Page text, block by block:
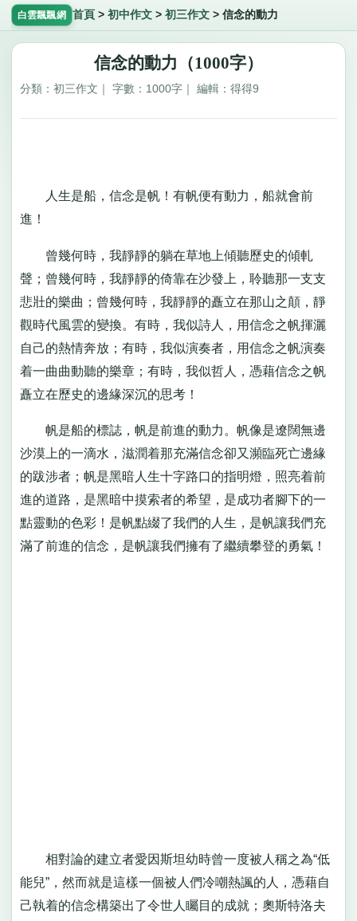
白雲飄飄網 首頁 > 初中作文> 初三作文> 信念的動力
信念的動力（1000字）
分類：初三作文｜ 字數：1000字｜ 編輯：得得9
人生是船，信念是帆！有帆便有動力，船就會前
進！
曾幾何時，我靜靜的躺在草地上傾聽歷史的傾軋
聲；曾幾何時，我靜靜的倚靠在沙發上，聆聽那一支支
悲壯的樂曲；曾幾何時，我靜靜的矗立在那山之顛，靜
觀時代風雲的變換。有時，我似詩人，用信念之帆揮灑
自己的熱情奔放；有時，我似演奏者，用信念之帆演奏
着一曲曲動聽的樂章；有時，我似哲人，憑藉信念之帆
矗立在歷史的邊緣深沉的思考！
帆是船的標誌，帆是前進的動力。帆像是遼闊無邊
沙漠上的一滴水，滋潤着那充滿信念卻又瀕臨死亡邊緣
的跋涉者；帆是黑暗人生十字路口的指明燈，照亮着前
進的道路，是黑暗中摸索者的希望，是成功者腳下的一
點靈動的色彩！是帆點綴了我們的人生，是帆讓我們充
滿了前進的信念，是帆讓我們擁有了繼續攀登的勇氣！
相對論的建立者愛因斯坦幼時曾一度被人稱之為“低
能兒”，然而就是這樣一個被人們冷嘲熱諷的人，憑藉自
己執着的信念構築出了令世人矚目的成就；奧斯特洛夫